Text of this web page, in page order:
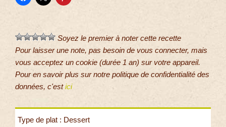
Soyez le premier à noter cette recette
Pour laisser une note, pas besoin de vous connecter, mais
vous acceptez un cookie (durée 1 an) sur votre appareil.
Pour en savoir plus sur notre politique de confidentialité des
données, c'estici
Type de plat : Dessert